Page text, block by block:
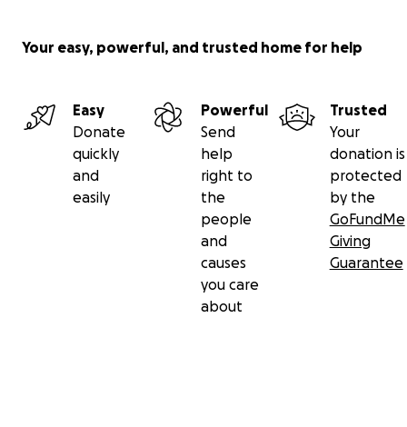
Your easy, powerful, and trusted home for help
Easy
Donate
quickly
and
easily
Powerful
Send
help
right to
the
people
and
causes
you care
about
Trusted
Your
donation is
protected
by the
GoFundMe
Giving
Guarantee